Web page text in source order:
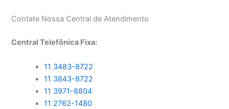
Contate Nossa Central de Atendimento
Central Telefônica Fixa:
11 3483-8722
11 3843-8722
11 3971-8804
11 2762-1480